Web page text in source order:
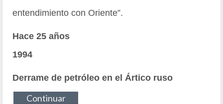
entendimiento con Oriente”.
Hace 25 años
1994
Derrame de petróleo en el Ártico ruso
Continuar